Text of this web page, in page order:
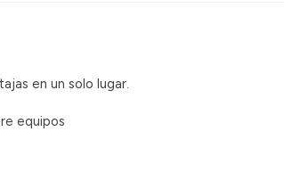
en un solo lugar.
equipos